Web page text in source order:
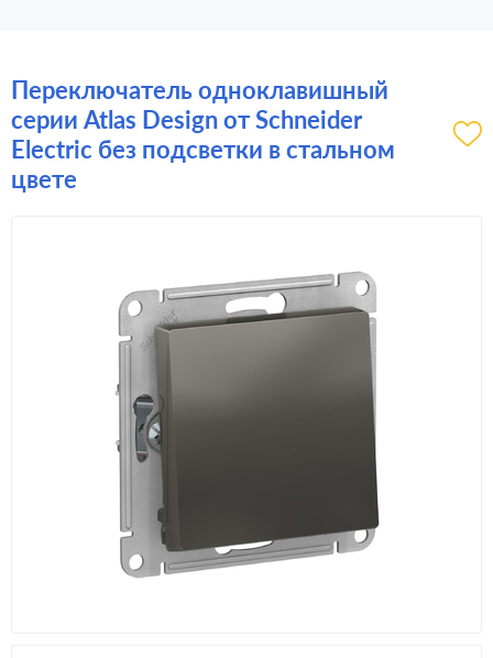
Переключатель одноклавишный
серии Atlas Design от Schneider
Electric без подсветки в стальном
цвете